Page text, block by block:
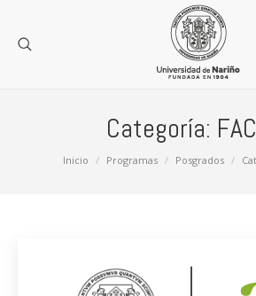
Categoría:
Estás aquí:
Inicio Programas Posgrados